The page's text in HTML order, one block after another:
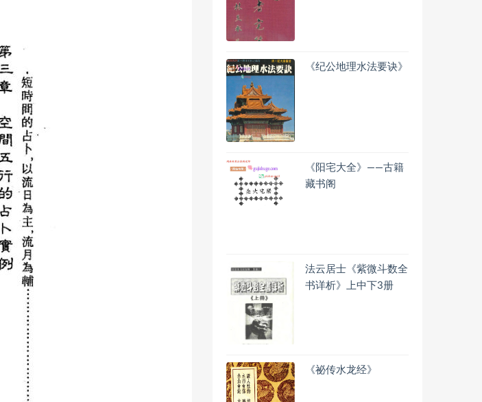
《纪公地理水法要诀》
《阳宅大全》——古籍
藏书阁
法云居士《紫微斗数全
书详析》上中下3册
《祕传水龙经》